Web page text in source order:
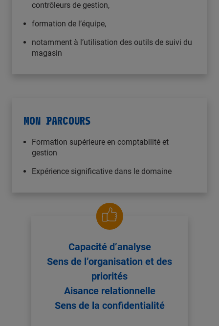
contrôleurs de gestion,
formation de l’équipe,
notamment à l’utilisation des outils de suivi du
magasin
MON PARCOURS
Formation supérieure en comptabilité et
gestion
Expérience significative dans le domaine
Capacité d’analyse
Sens de l’organisation et des
priorités
Aisance relationnelle
Sens de la confidentialité